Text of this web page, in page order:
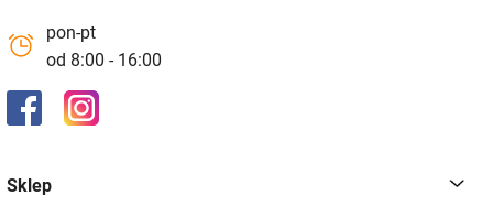
pon-pt
od 8:00 - 16:00
Sklep